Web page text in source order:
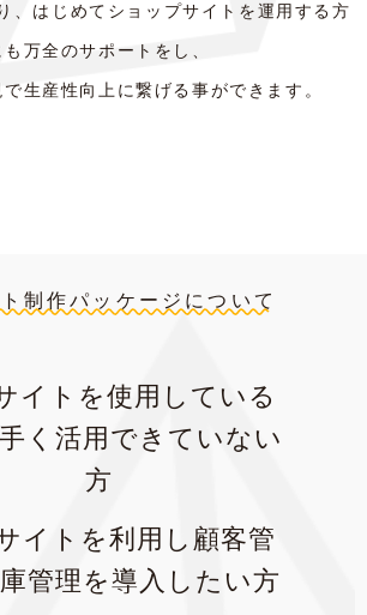
、はじめてショップサイトを運用する方
も万全のサポートをし、
生産性向上に繋げる事ができます。
制作パッケージについて
イトを使用している
く活用できていない
方
イトを利用し顧客管
管理を導入したい方